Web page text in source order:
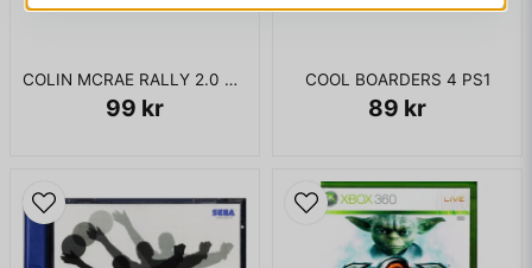
COLIN MCRAE RALLY 2.0 PS1
99 kr
COOL BOARDERS 4 PS1
89 kr